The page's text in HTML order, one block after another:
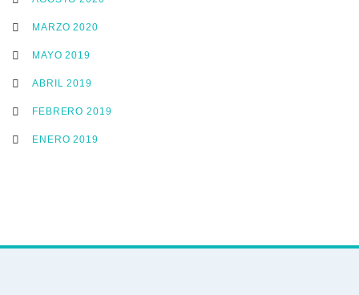
MARZO 2020
MAYO 2019
ABRIL 2019
FEBRERO 2019
ENERO 2019